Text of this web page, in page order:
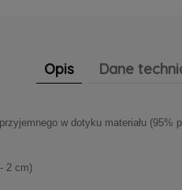
Opis Dane
w dotyku materiału
2 cm)